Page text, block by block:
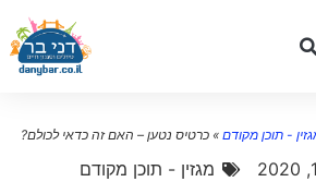
- תוכן מקודם»כרטיס נטען – האם זה כדאי לכולם?
מגזין - תוכן מקודם